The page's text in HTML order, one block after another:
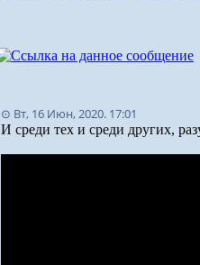
⊙ Вт, 16 Июн, 2020. 17:01
И среди тех и среди других,